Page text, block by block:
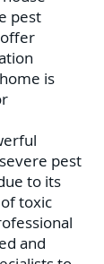
pest
is
pest
to its
toxic
and